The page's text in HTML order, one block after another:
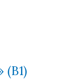
(B1)